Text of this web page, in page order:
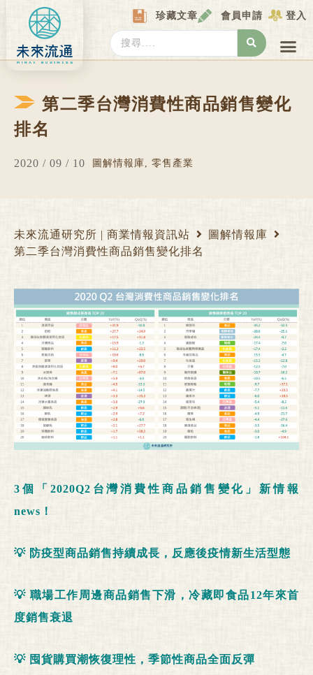
content
珍藏文章 會員申請 登入
Search
...
第二季台灣消費性商品銷售變化
排名
2020 / 09 / 10 圖解情報庫 , 零售產業
未來流通研究所 | 商業情報資訊站
圖解情報庫
第二季台灣消費性商品銷售變化排名
3 個「 2020Q2 台灣消費性商品銷售變化」新情報
news ！
💡 防疫型商品銷售持續成長，反應後疫情新生活型態
💡 職場工作周邊商品銷售下滑，冷藏即食品12年來首
度銷售衰退
💡 囤貨購買潮恢復理性，季節性商品全面反彈